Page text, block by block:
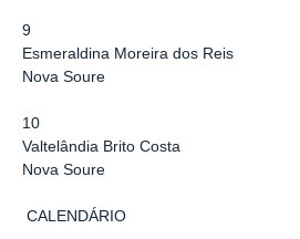
9
Esmeraldina Moreira dos Reis
Nova Soure
10
Valtelândia Brito Costa
Nova Soure
CALENDÁRIO